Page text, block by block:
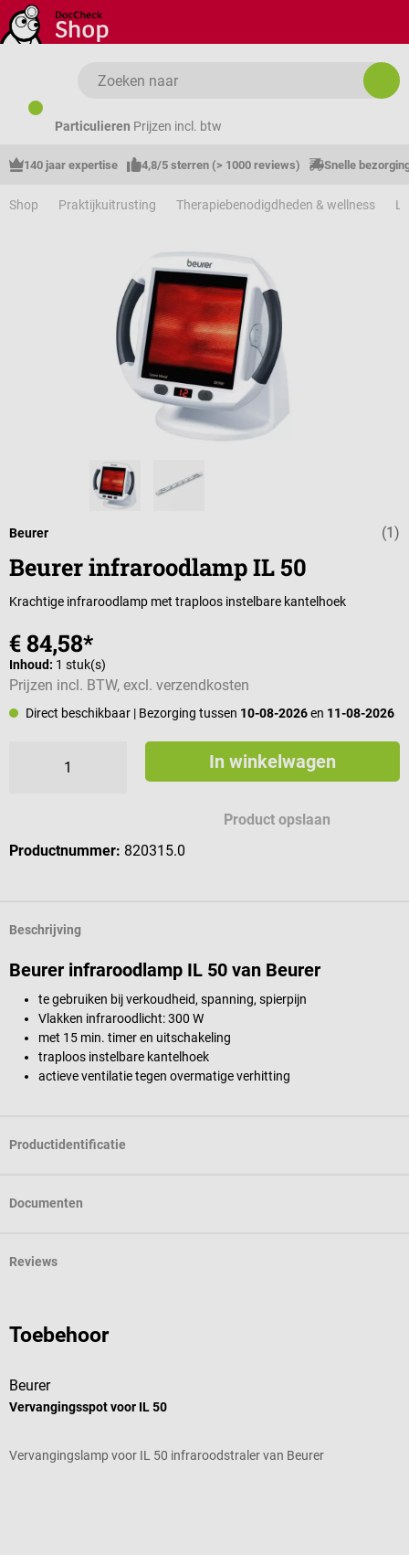
Ga naar de hoofdinhoud
Particulieren Prijzen incl. btw
140 jaar expertise 4,8/5 sterren (> 1000 reviews) Snelle
Shop Praktijkuitrusting Therapiebenodigdheden & wellness
Gemiddelde
(1)
Beurer
Beurer infraroodlamp IL 50
Krachtige infraroodlamp met traploos instelbare kantelhoek
€ 84,58*
Inhoud: 1 stuk(s)
Prijzen incl. BTW, excl. verzendkosten
Direct beschikbaar | Bezorging tussen 10-08-2026en 11-08-2026
In winkelwagen
Product opslaan
Productnummer: 820315.0
Beschrijving
Beurer infraroodlamp IL 50 van Beurer
te gebruiken bij verkoudheid, spanning, spierpijn
Vlakken infraroodlicht: 300 W
met 15 min. timer en uitschakeling
traploos instelbare kantelhoek
actieve ventilatie tegen overmatige verhitting
Productidentificatie
Documenten
Reviews
Toebehoor
Beurer
Vervangingsspot voor IL 50
Vervangingslamp voor IL 50 infraroodstraler van Beurer